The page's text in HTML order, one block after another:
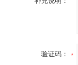
验证码：